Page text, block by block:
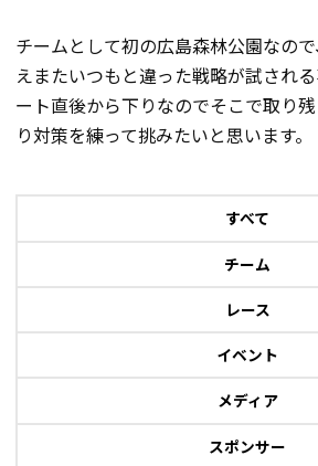
チームとして初の広島森林公園なの
えまたいつもと違った戦略が試され
ート直後から下りなのでそこで取り
り対策を練って挑みたいと思います。
すべて
チーム
レース
イベント
メディア
スポンサー